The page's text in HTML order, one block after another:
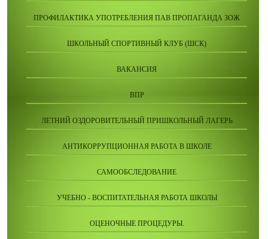
ПРОФИЛАКТИКА УПОТРЕБЛЕНИЯ ПАВ ПРОПАГАНДА ЗОЖ
ШКОЛЬНЫЙ СПОРТИВНЫЙ КЛУБ (ШСК)
ВАКАНСИЯ
ВПР
ЛЕТНИЙ ОЗДОРОВИТЕЛЬНЫЙ ПРИШКОЛЬНЫЙ ЛАГЕРЬ
АНТИКОРРУПЦИОННАЯ РАБОТА В ШКОЛЕ
САМООБСЛЕДОВАНИЕ
УЧЕБНО - ВОСПИТАТЕЛЬНАЯ РАБОТА ШКОЛЫ
ОЦЕНОЧНЫЕ ПРОЦЕДУРЫ.